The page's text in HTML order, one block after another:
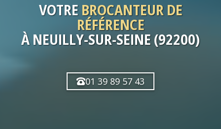
VOTRE BROCANTEURDE
RÉFÉRENCE
À NEUILLY-SUR-SEINE (92200)
01 39 89 57 43